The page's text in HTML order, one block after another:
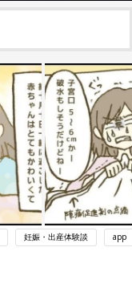
妊娠・出産体験談 app